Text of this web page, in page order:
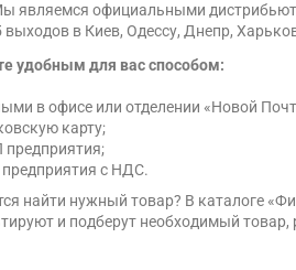
являемся официальными
выходов в Киев, Одессу, Днепр,
удобным для вас способом:
в офисе или отделении «Новой
карту;
с НДС.
найти нужный товар? В каталоге
и подберут необходимый